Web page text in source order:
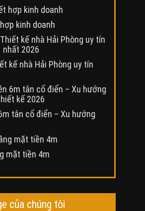
kinh doanh
kế nhà Hải Phòng uy tín
tân cổ điển – Xu hướng
mặt tiền 4m
của chúng tôi